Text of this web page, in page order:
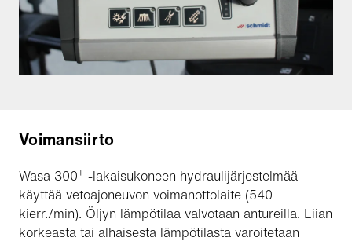
Voimansiirto
Wasa 300+ -lakaisukoneen hydraulijärjestelmää
käyttää vetoajoneuvon voimanottolaite (540
kierr./min). Öljyn lämpötilaa valvotaan antureilla. Liian
korkeasta tai alhaisesta lämpötilasta varoitetaan